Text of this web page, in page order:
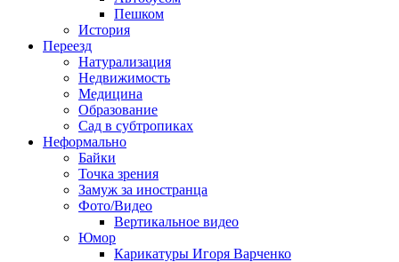
Пешком
История
Переезд
Натурализация
Недвижимость
Медицина
Образование
Сад в субтропиках
Неформально
Байки
Точка зрения
Замуж за иностранца
Фото/Видео
Вертикальное видео
Юмор
Карикатуры Игоря Варченко